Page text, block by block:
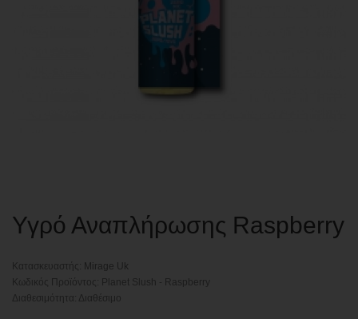
Υγρό Αναπλήρωσης Raspberry
Κατασκευαστής:
Mirage Uk
Κωδικός Προϊόντος: Planet Slush - Raspberry
Διαθεσιμότητα: Διαθέσιμο